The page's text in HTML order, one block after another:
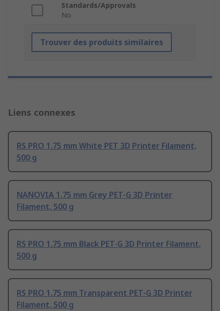
Standards/Approvals
No
Trouver des produits similaires
Liens connexes
RS PRO 1.75 mm White PET 3D Printer Filament,
500 g
NANOVIA 1.75 mm Grey PET-G 3D Printer
Filament, 500 g
RS PRO 1.75 mm Black PET-G 3D Printer Filament,
500 g
RS PRO 1.75 mm Transparent PET-G 3D Printer
Filament, 500 g